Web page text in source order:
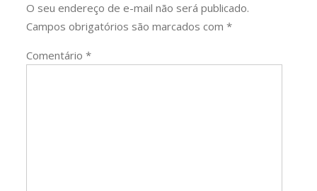
O seu endereço de e-mail não será publicado.
Campos obrigatórios são marcados com*
Comentário*